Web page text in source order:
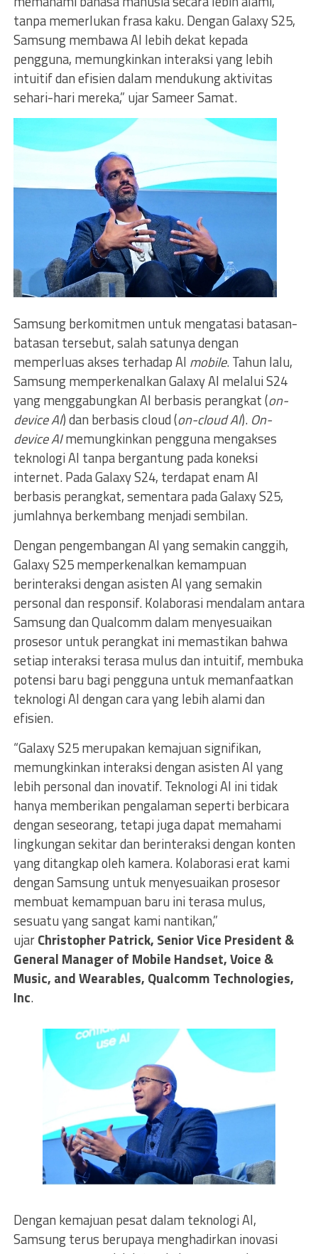
tanpa memerlukan frasa kaku. Dengan Galaxy S25,
Samsung membawa AI lebih dekat kepada
pengguna, memungkinkan interaksi yang lebih
intuitif dan efisien dalam mendukung aktivitas
sehari-hari mereka,” ujar Sameer Samat.
Samsung berkomitmen untuk mengatasi batasan-
batasan tersebut, salah satunya dengan
memperluas akses terhadap AI mobile. Tahun lalu,
Samsung memperkenalkan Galaxy AI melalui S24
yang menggabungkan AI berbasis perangkat (on-
device AI) dan berbasis cloud (on-cloud AI). On-
device AImemungkinkan pengguna mengakses
teknologi AI tanpa bergantung pada koneksi
internet. Pada Galaxy S24, terdapat enam AI
berbasis perangkat, sementara pada Galaxy S25,
jumlahnya berkembang menjadi sembilan.
Dengan pengembangan AI yang semakin canggih,
Galaxy S25 memperkenalkan kemampuan
berinteraksi dengan asisten AI yang semakin
personal dan responsif. Kolaborasi mendalam antara
Samsung dan Qualcomm dalam menyesuaikan
prosesor untuk perangkat ini memastikan bahwa
setiap interaksi terasa mulus dan intuitif, membuka
potensi baru bagi pengguna untuk memanfaatkan
teknologi AI dengan cara yang lebih alami dan
efisien.
“Galaxy S25 merupakan kemajuan signifikan,
memungkinkan interaksi dengan asisten AI yang
lebih personal dan inovatif. Teknologi AI ini tidak
hanya memberikan pengalaman seperti berbicara
dengan seseorang, tetapi juga dapat memahami
lingkungan sekitar dan berinteraksi dengan konten
yang ditangkap oleh kamera. Kolaborasi erat kami
dengan Samsung untuk menyesuaikan prosesor
membuat kemampuan baru ini terasa mulus,
sesuatu yang sangat kami nantikan,”
ujarChristopher Patrick, Senior Vice President &
General Manager of Mobile Handset, Voice &
Music, and Wearables, Qualcomm Technologies,
Inc.
Dengan kemajuan pesat dalam teknologi AI,
Samsung terus berupaya menghadirkan inovasi